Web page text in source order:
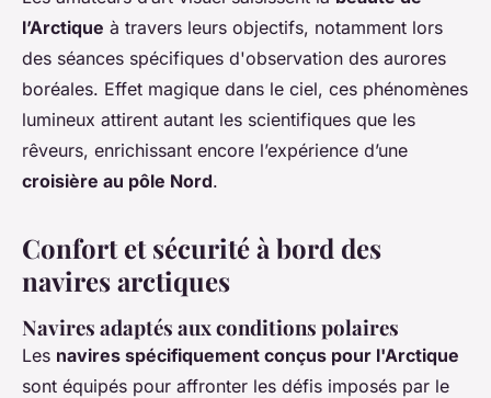
l’Arctique à travers leurs objectifs, notamment lors
des séances spécifiques d'observation des aurores
boréales. Effet magique dans le ciel, ces phénomènes
lumineux attirent autant les scientifiques que les
rêveurs, enrichissant encore l’expérience d’une
croisière au pôle Nord.
Confort et sécurité à bord des
navires arctiques
Navires adaptés aux conditions polaires
Les navires spécifiquement conçus pour l'Arctique
sont équipés pour affronter les défis imposés par le